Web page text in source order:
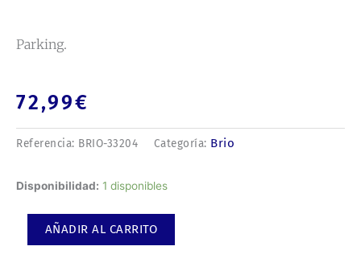
Parking.
72,99€
Referencia: BRIO-33204 Categoría: Brio
Disponibilidad: 1 disponibles
Parking.
AÑADIR AL CARRITO